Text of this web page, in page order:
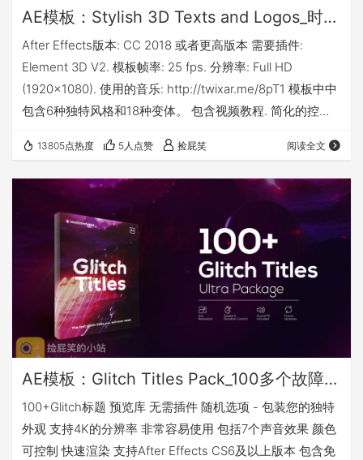
AE模板：Stylish 3D Texts and Logos_时尚高端大气的3D文字标题Logo动画模板+40个E3D材质
After Effects版本: CC 2018 或者更高版本 需要插件:
Element 3D V2. 模板帧率: 25 fps. 分辨率: Full HD
(1920×1080). 使用的音乐: http://twixar.me/8pT1 模板中中
包含6种独特风格和18种变体。 包含视频教程. 简化的控制
13805点热度 5人点赞 捡屁笑 阅读全文
AE模板：Glitch Titles Pack_100多个故障信号干扰失真毛刺文字标题动画
100+Glitch标题 预览库 无需插件 随机选项 - 包装您的独特
外观 支持4K的分辨率 非常容易使用 包括7个声音效果 颜色
可控制 快速渲染 支持After Effects CS6及以上版本 包含免